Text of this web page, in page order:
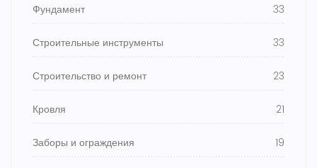
Фундамент 33
Строительные инструменты 33
Строительство и ремонт 23
Кровля 21
Заборы и ограждения 19